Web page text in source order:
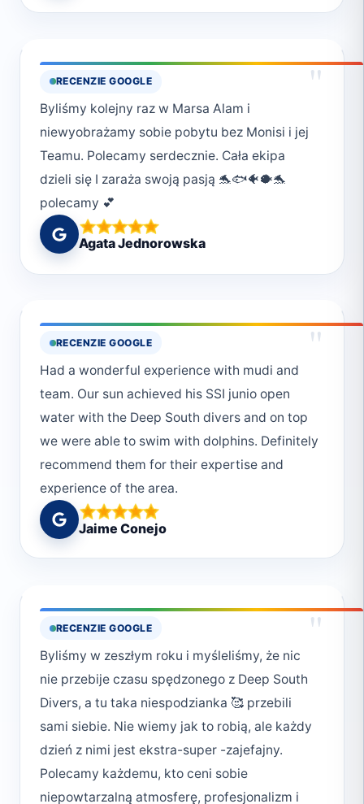
early start at sunrise over a placid sea. The
sharks around.
RECENZIE GOOGLE "
Byliśmy kolejny raz w Marsa Alam i
niewyobrażamy sobie pobytu bez Monisi i jej
Teamu. Polecamy serdecznie. Cała ekipa
dzieli się I zaraża swoją pasją 🐬🐟🐠🐡🐬
polecamy 💕
Agata Jednorowska
RECENZIE GOOGLE "
Had a wonderful experience with mudi and
team. Our sun achieved his SSI junio open
water with the Deep South divers and on top
we were able to swim with dolphins. Definitely
recommend them for their expertise and
experience of the area.
Jaime Conejo
RECENZIE GOOGLE "
Byliśmy w zeszłym roku i myśleliśmy, że nic
nie przebije czasu spędzonego z Deep South
Divers, a tu taka niespodzianka 🥰 przebili
sami siebie. Nie wiemy jak to robią, ale każdy
dzień z nimi jest ekstra-super -zajefajny.
Polecamy każdemu, kto ceni sobie
niepowtarzalną atmosferę, profesjonalizm i